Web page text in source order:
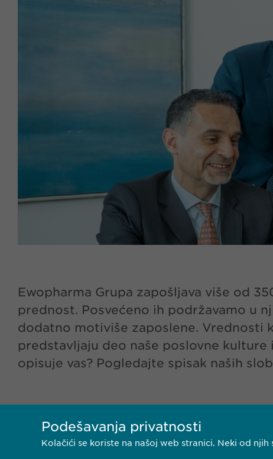
Ewopharma Grupa zapošljava više od
prednost. Posvećeno ih podržavamo u
dodatno motiviše zaposlene. Vrednosti
predstavljaju deo naše poslovne
opisuje vas? Pogledajte spisak naših
Podešavanja privatnosti
Kolačići se koriste na našoj web stranici. Neki od